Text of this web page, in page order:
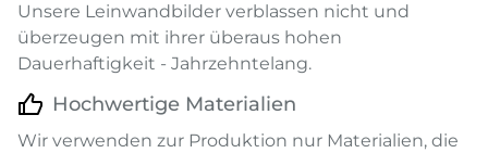
Unsere Leinwandbilder verblassen nicht und
überzeugen mit ihrer überaus hohen
Dauerhaftigkeit - Jahrzehntelang.
Hochwertige Materialien
Wir verwenden zur Produktion nur Materialien, die